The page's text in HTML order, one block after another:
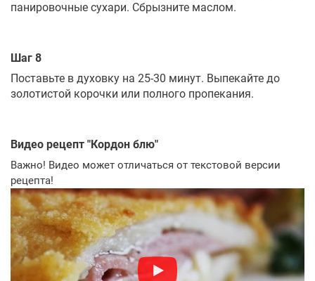
панировочные сухари. Сбрызните маслом.
Шаг 8
Поставьте в духовку на 25-30 минут. Выпекайте до
золотистой корочки или полного пропекания.
Видео рецепт "Кордон блю"
Важно! Видео может отличаться от текстовой версии
рецепта!